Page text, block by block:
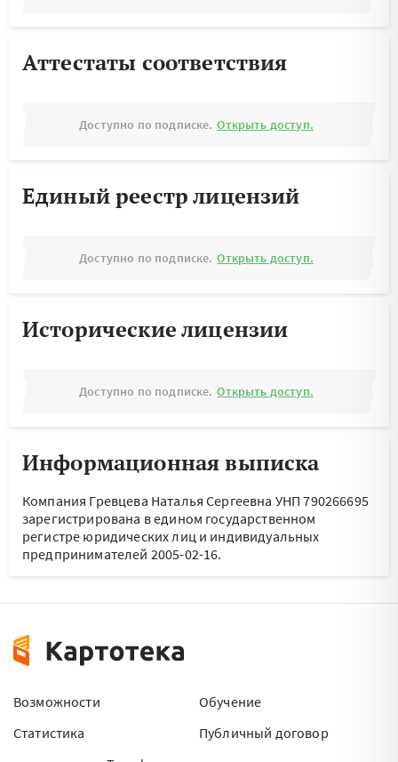
Аттестаты соответствия
Доступно по подписке. Открыть доступ.
Единый реестр лицензий
Доступно по подписке. Открыть доступ.
Исторические лицензии
Доступно по подписке. Открыть доступ.
Информационная выписка
Компания Гревцева Наталья Сергеевна УНП 790266695
зарегистрирована в едином государственном
регистре юридических лиц и индивидуальных
предпринимателей 2005-02-16.
Возможности
Статистика
Обучение
Публичный договор